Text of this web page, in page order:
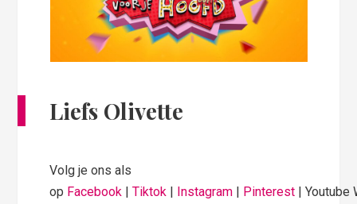
Liefs Olivette
Volg je ons als
op Facebook |Tiktok | Instagram | Pinterest | Youtube